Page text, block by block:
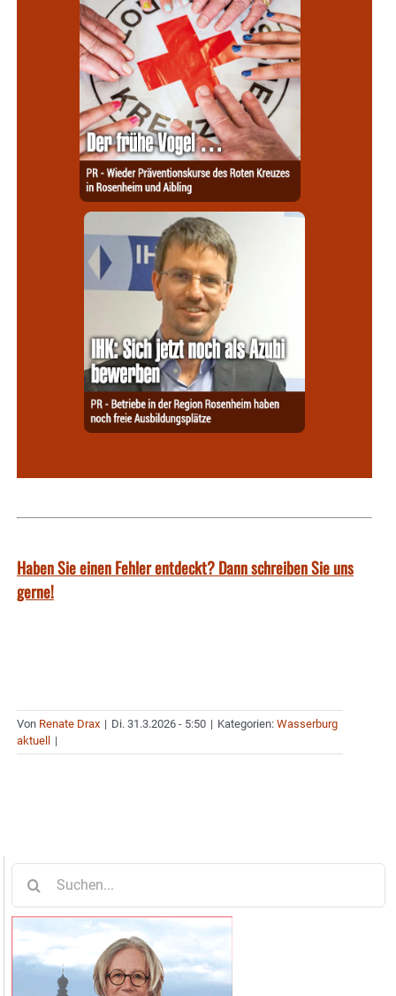
Haben Sie einen Fehler entdeckt? Dann schreiben Sie uns
gerne!
Von Renate Drax | Di. 31.3.2026 - 5:50 | Kategorien: Wasserburg
aktuell
|
nach: